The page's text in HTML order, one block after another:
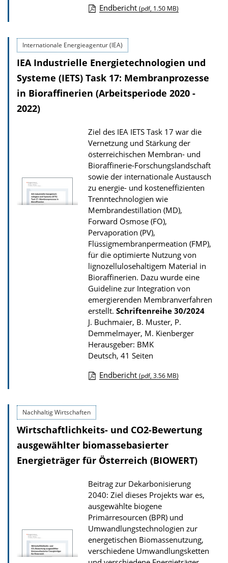
o
w
n
l
o
s
z
u
r
P
u
b
l
i
k
a
t
i
o
n
Endbericht (pdf, 1.50 MB)
Internationale Energieagentur (IEA)
IEA Industrielle Energietechnologien und
Systeme (IETS) Task 17: Membranprozesse
in Bioraffinerien (Arbeitsperiode 2020 -
2022)
Ziel des IEA IETS Task 17 war die
Vernetzung und Stärkung der
österreichischen Membran- und
Bioraffinerie-Forschungslandschaft
sowie der internationale Austausch
zu energie- und kosteneffizienten
Trenntechnologien wie
Membrandestillation (MD),
Forward Osmose (FO),
Pervaporation (PV),
Flüssigmembranpermeation (FMP),
für die optimierte Nutzung von
lignozellulosehaltigem Material in
Bioraffinerien. Dazu wurde eine
Guideline zur Integration von
emergierenden Membranverfahren
erstellt. Schriftenreihe 30/2024
J. Buchmaier, B. Muster, P.
Demmelmayer, M. Kienberger
Herausgeber: BMK
Deutsch, 41 Seiten
w
n
l
o
d
s
z
u
r
P
Endbericht (pdf, 3.56 MB)
Nachhaltig Wirtschaften
Wirtschaftlichkeits- und CO2-Bewertung
ausgewählter biomassebasierter
Energieträger für Österreich (BIOWERT)
Beitrag zur Dekarbonisierung
2040: Ziel dieses Projekts war es,
ausgewählte biogene
Primärresourcen (BPR) und
Umwandlungstechnologien zur
energetischen Biomassenutzung,
verschiedene Umwandlungsketten